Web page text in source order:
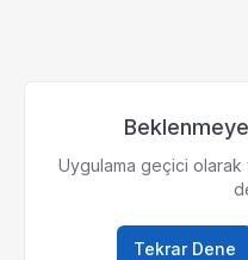
Uygulama geçici olarak
Tekrar Dene